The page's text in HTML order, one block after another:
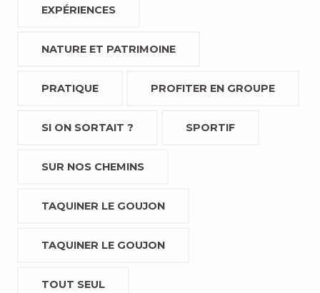
EXPÉRIENCES
NATURE ET PATRIMOINE
PRATIQUE PROFITER EN GROUPE
SI ON SORTAIT ? SPORTIF
SUR NOS CHEMINS
TAQUINER LE GOUJON
TAQUINER LE GOUJON
TOUT SEUL